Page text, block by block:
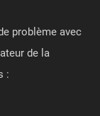
problème avec
de la
: